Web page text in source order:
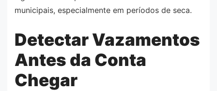
municipais, especialmente em períodos de seca.
Detectar Vazamentos
Antes da Conta
Chegar